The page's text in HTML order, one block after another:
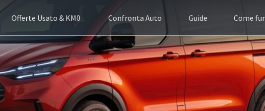
Offerte Usato & KM0 Confronta Auto Guide Come